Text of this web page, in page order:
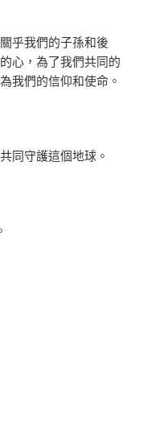
乎我們的子孫和後
心，為了我們共同的
我們的信仰和使命。
同守護這個地球。